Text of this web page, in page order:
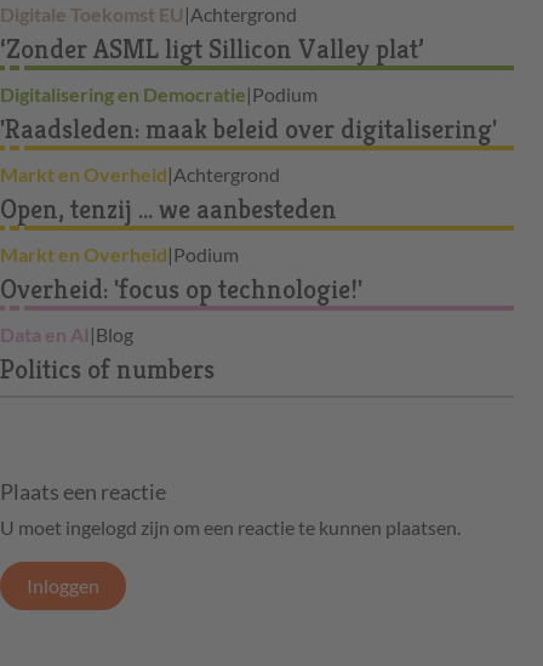
Digitale Toekomst EU |Achtergrond
‘Zonder ASML ligt Sillicon Valley plat’
Digitalisering en Democratie|Podium
'Raadsleden: maak beleid over digitalisering'
Markt en Overheid|Achtergrond
Open, tenzij … we aanbesteden
Markt en Overheid|Podium
Overheid: 'focus op technologie!'
Data en AI |Blog
Politics of numbers
Plaats een reactie
U moet ingelogd zijn om een reactie te kunnen plaatsen.
Inloggen